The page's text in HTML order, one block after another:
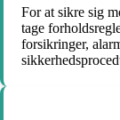
For at sikre sig
tage
forsikringer,